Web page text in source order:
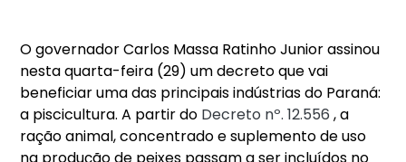
O governador Carlos Massa Ratinho Junior assinou
nesta quarta-feira (29) um decreto que vai
beneficiar uma das principais indústrias do Paraná:
a piscicultura. A partir do Decreto nº. 12.556 , a
ração animal, concentrado e suplemento de uso